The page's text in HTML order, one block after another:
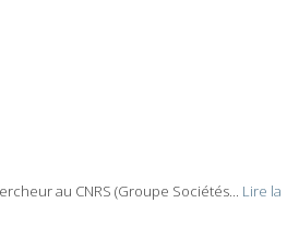
au CNRS (Groupe Sociétés... Lire la